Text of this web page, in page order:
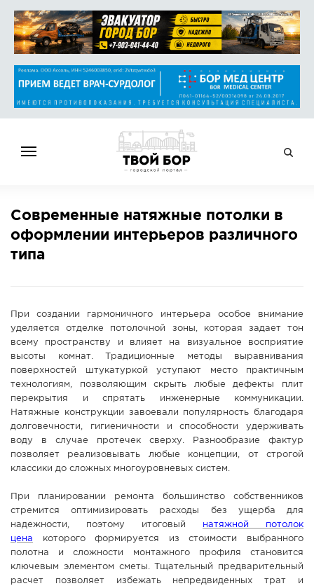
НОВОСТИ
СПРАВОЧНИК
СПРАВКА
КАМЕРЫ
КОНКУРСЫ
СТАТЬИ
ПРЕДЛОЖИТЬ НОВОСТЬ
ФОТО
Современные натяжные потолки в
оформлении интерьеров различного
типа
При создании гармоничного интерьера особое внимание
уделяется отделке потолочной зоны, которая задает тон
всему пространству и влияет на визуальное восприятие
высоты комнат. Традиционные методы выравнивания
поверхностей штукатуркой уступают место практичным
технологиям, позволяющим скрыть любые дефекты плит
перекрытия и спрятать инженерные коммуникации.
Натяжные конструкции завоевали популярность благодаря
долговечности, гигиеничности и способности удерживать
воду в случае протечек сверху. Разнообразие фактур
позволяет реализовывать любые концепции, от строгой
классики до сложных многоуровневых систем.
При планировании ремонта большинство собственников
стремится оптимизировать расходы без ущерба для
надежности, поэтому итоговый натяжной потолок
цена которого формируется из стоимости выбранного
полотна и сложности монтажного профиля становится
ключевым элементом сметы. Тщательный предварительный
расчет позволяет избежать непредвиденных трат и